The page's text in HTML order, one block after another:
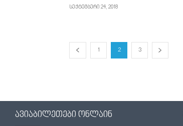
სექტემბერი 24, 2018
1 2 3
ავიაბილეთები ონლაინ